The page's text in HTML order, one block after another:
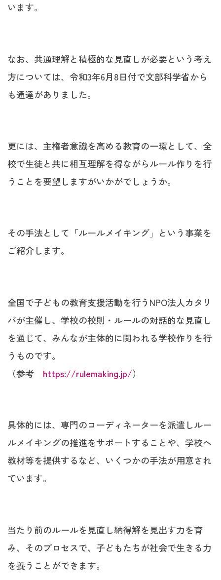
います。
なお、共通理解と積極的な見直しが必要という考え
方については、令和3年6月8日付で文部科学省から
も通達がありました。
更には、主権者意識を高める教育の一環として、全
校で生徒と共に相互理解を得ながらルール作りを行
うことを要望しますがいかがでしょうか。
その手法として「ルールメイキング」という事業を
ご紹介します。
全国で子どもの教育支援活動を行うNPO法人カタリ
バが主催し、学校の校則・ルールの対話的な見直し
を通じて、みんなが主体的に関われる学校作りを行
うものです。
（参考 https://rulemaking.jp/）
具体的には、専門のコーディネーターを派遣しルー
ルメイキングの推進をサポートすることや、学校へ
教材等を提供するなど、いくつかの手法が用意され
ています。
当たり前のルールを見直し納得解を見出す力を育
み、そのプロセスで、子どもたちが社会で生きる力
を養うことができます。